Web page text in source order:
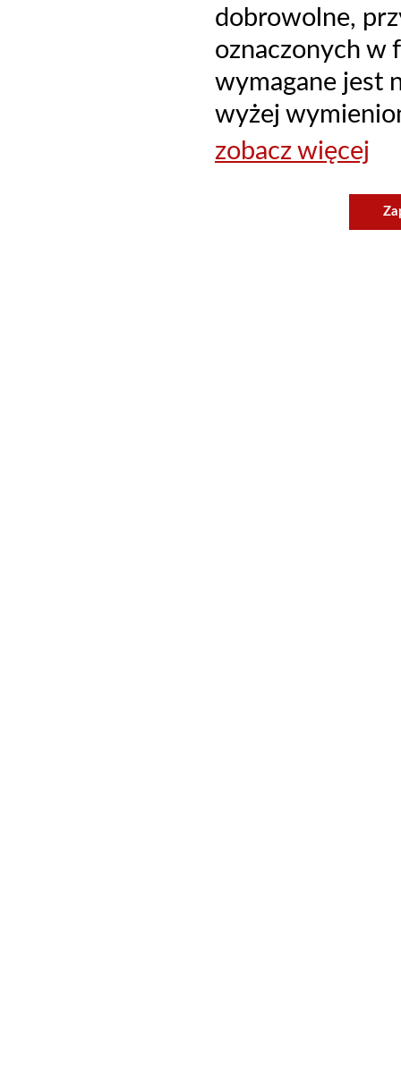
dobrowolne,
oznaczonych w
wymagane jest
wyżej
zobacz więcej